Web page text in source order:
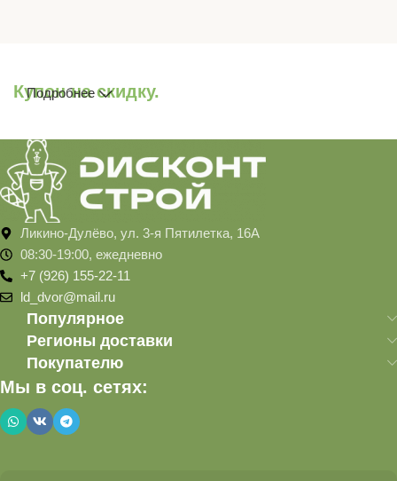
Купон на скидку.
Подробнее
Ликино-Дулёво, ул. 3-я Пятилетка, 16А
08:30-19:00, ежедневно
+7 (926) 155-22-11
ld_dvor@mail.ru
Популярное
Регионы доставки
Покупателю
Мы в соц. сетях: